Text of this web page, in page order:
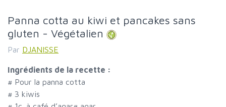
Panna cotta au kiwi et pancakes sans
gluten - Végétalien
Par DJANISSE
Ingrédients de la recette :
# Pour la panna cotta
# 3 kiwis